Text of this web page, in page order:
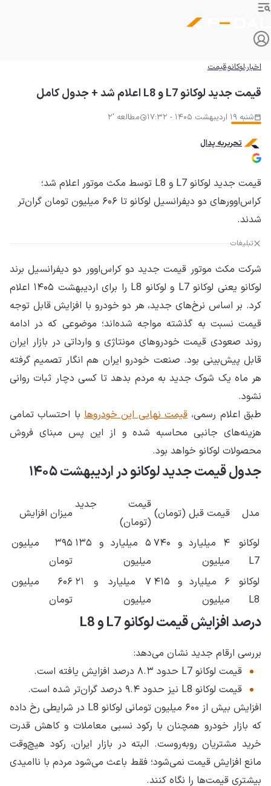
اخبارلوکانوقیمت
قیمت جدید لوکانو L7 و L8 اعلام شد + جدول کامل
شنبه 19 اردیبهشت 1405 - 17:32 مطالعه '2
تحریریه پدال
قیمت جدید لوکانو L7 و L8 توسط مکث موتور اعلام شد؛
کراس‌اوورهای دو دیفرانسیل لوکانو تا ۶۰۶ میلیون تومان گران‌تر
شدند.
تبلیغات
شرکت مکث موتور قیمت جدید دو کراس‌اوور دو دیفرانسیل برند
لوکانو یعنی لوکانو L7 و لوکانو L8 را برای اردیبهشت ۱۴۰۵ اعلام
کرد. بر اساس نرخ‌های جدید، هر دو خودرو با افزایش قابل توجه
قیمت نسبت به گذشته مواجه شده‌اند؛ موضوعی که در ادامه
روند صعودی قیمت خودروهای مونتاژی و وارداتی در بازار ایران
قابل پیش‌بینی بود. صنعت خودرو ایران هم انگار تصمیم گرفته
هر ماه یک شوک جدید به مردم بدهد تا کسی دچار ثبات روانی
نشود.
طبق اعلام رسمی، قیمت نهایی این خودروها با احتساب تمامی
هزینه‌های جانبی محاسبه شده و از این پس مبنای فروش
محصولات لوکانو خواهد بود.
جدول قیمت جدید لوکانو در اردیبهشت ۱۴۰۵
مدل قیمت قبل (تومان)
قیمت جدید
(تومان)
میزان افزایش
لوکانو
L7
۴ میلیارد و ۷۴۰
میلیون
۵ میلیارد و ۱۳۵
میلیون
۳۹۵ میلیون
تومان
لوکانو
L8
۶ میلیارد و ۴۱۵
میلیون
۷ میلیارد و ۲۱
میلیون
۶۰۶ میلیون
تومان
درصد افزایش قیمت لوکانو L7 و L8
بررسی ارقام جدید نشان می‌دهد:
قیمت لوکانو L7 حدود ۸.۳ درصد افزایش یافته است.
قیمت لوکانو L8 نیز حدود ۹.۴ درصد گران‌تر شده است.
افزایش بیش از ۶۰۰ میلیون تومانی لوکانو L8 در شرایطی رخ داده
که بازار خودرو همچنان با رکود نسبی معاملات و کاهش قدرت
خرید مشتریان روبه‌روست. البته در بازار ایران، رکود هیچ‌وقت
مانع افزایش قیمت نمی‌شود؛ فقط باعث می‌شود مردم با ناامیدی
بیشتری قیمت‌ها را نگاه کنند.